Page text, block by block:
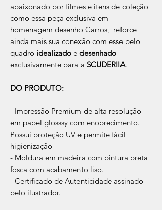
apaixonado por filmes e itens de coleção
como essa peça exclusiva em
homenagem desenho Carros, reforce
ainda mais sua conexão com esse belo
quadro idealizado e desenhado
exclusivamente para a SCUDERIIA.
DO PRODUTO:
- Impressão Premium de alta resolução
em papel glosssy com enobrecimento.
Possui proteção UV e permite fácil
higienização
- Moldura em madeira com pintura preta
fosca com acabamento liso.
- Certificado de Autenticidade assinado
pelo ilustrador.